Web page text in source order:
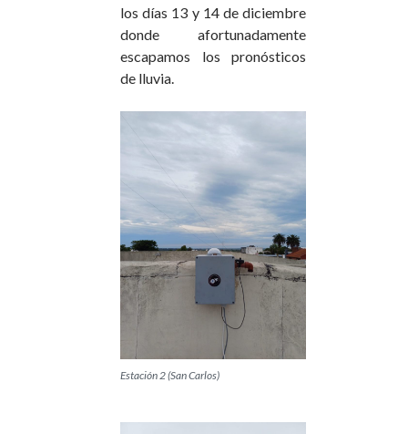
los días 13 y 14 de diciembre
donde afortunadamente
escapamos los pronósticos
de lluvia.
Estación 2 (San Carlos)